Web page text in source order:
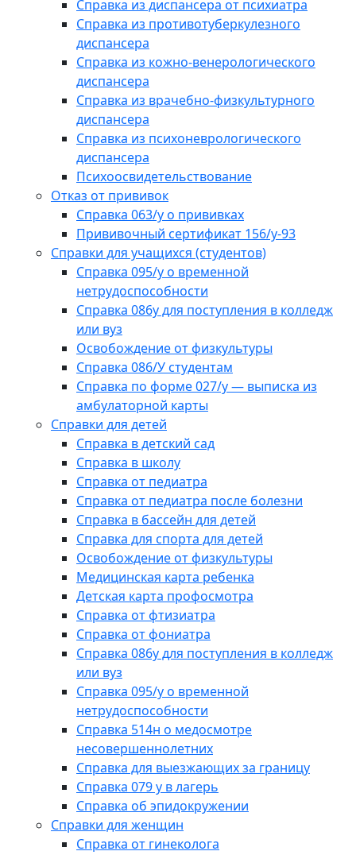
Справка из диспансера от психиатра
Справка из противотуберкулезного
диспансера
Справка из кожно-венерологического
диспансера
Справка из врачебно-физкультурного
диспансера
Справка из психоневрологического
диспансера
Психоосвидетельствование
Отказ от прививок
Справка 063/у о прививках
Прививочный сертификат 156/у-93
Справки для учащихся (студентов)
Справка 095/у о временной
нетрудоспособности
Справка 086у для поступления в колледж
или вуз
Освобождение от физкультуры
Справка 086/У студентам
Справка по форме 027/у — выписка из
амбулаторной карты
Справки для детей
Справка в детский сад
Справка в школу
Справка от педиатра
Справка от педиатра после болезни
Справка в бассейн для детей
Справка для спорта для детей
Освобождение от физкультуры
Медицинская карта ребенка
Детская карта профосмотра
Справка от фтизиатра
Справка от фониатра
Справка 086у для поступления в колледж
или вуз
Справка 095/у о временной
нетрудоспособности
Справка 514н о медосмотре
несовершеннолетних
Справка для выезжающих за границу
Справка 079 у в лагерь
Справка об эпидокружении
Справки для женщин
Справка от гинеколога